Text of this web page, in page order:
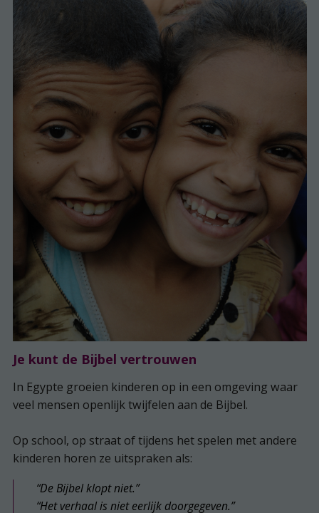
Je kunt de Bijbel vertrouwen
In Egypte groeien kinderen op in een omgeving waar
veel mensen openlijk twijfelen aan de Bijbel.
Op school, op straat of tijdens het spelen met andere
kinderen horen ze uitspraken als:
“De Bijbel klopt niet.”
“Het verhaal is niet eerlijk doorgegeven.”